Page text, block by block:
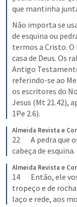
que mantinha
Não importa se
de esquina ou
termos a Cristo. O
casa de Deus. Os
Antigo
referindo-se ao
os escritores do
Jesus (Mt 21.42),
1Pe 2.6).
Almeida Revista e
22       A pedra
cabeça de esquina.
Almeida Revista e
14       Então, ele
tropeço e de rocha
laço e rede, aos